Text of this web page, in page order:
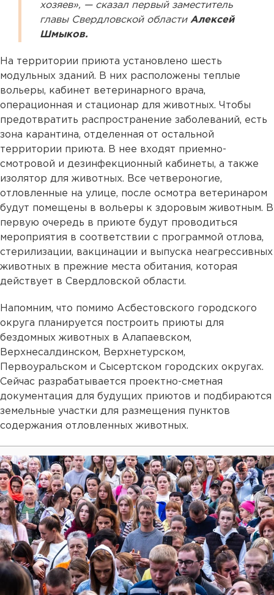
хозяев», — сказал первый заместитель
главы Свердловской области Алексей
Шмыков.
На территории приюта установлено шесть
модульных зданий. В них расположены теплые
вольеры, кабинет ветеринарного врача,
операционная и стационар для животных. Чтобы
предотвратить распространение заболеваний, есть
зона карантина, отделенная от остальной
территории приюта. В нее входят приемно-
смотровой и дезинфекционный кабинеты, а также
изолятор для животных. Все четвероногие,
отловленные на улице, после осмотра ветеринаром
будут помещены в вольеры к здоровым животным. В
первую очередь в приюте будут проводиться
мероприятия в соответствии с программой отлова,
стерилизации, вакцинации и выпуска неагрессивных
животных в прежние места обитания, которая
действует в Свердловской области.
Напомним, что помимо Асбестовского городского
округа планируется построить приюты для
бездомных животных в Алапаевском,
Верхнесалдинском, Верхнетурском,
Первоуральском и Сысертском городских округах.
Сейчас разрабатывается проектно-сметная
документация для будущих приютов и подбираются
земельные участки для размещения пунктов
содержания отловленных животных.